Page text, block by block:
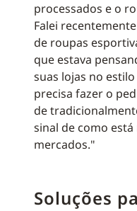
processados e o
Falei
de roupas
que estava
suas lojas no
precisa fazer o
de
sinal de como
mercados."
Soluções